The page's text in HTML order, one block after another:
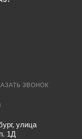
ЗВОНОК
улица
1Д